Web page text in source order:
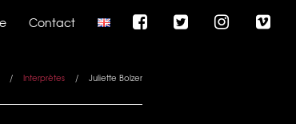
Contact
/ Interprètes / Juliette Bolzer